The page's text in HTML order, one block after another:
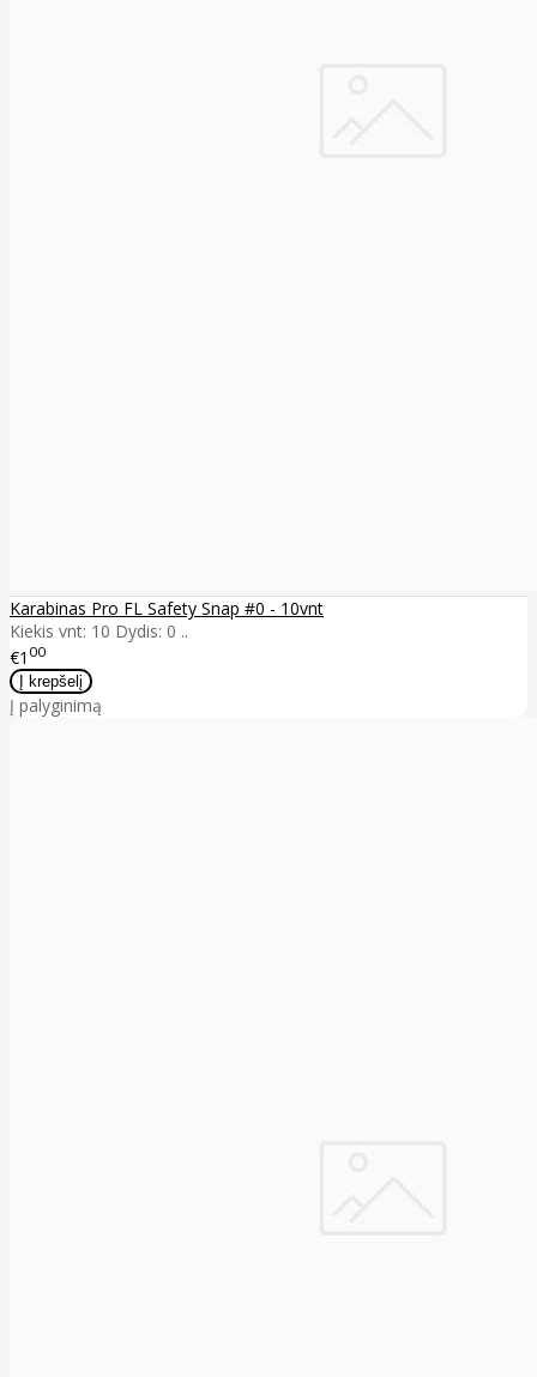
Karabinas Pro FL Safety Snap #0 - 10vnt
Kiekis vnt: 10 Dydis: 0 ..
€1 00
Į palyginimą